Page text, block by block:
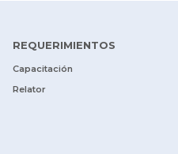
REQUERIMIENTOS
Capacitación
Relator